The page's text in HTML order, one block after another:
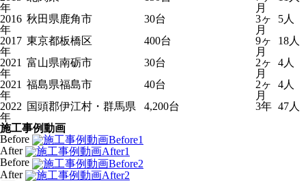
年
月
2016
年
秋田県鹿角市 30台
3ヶ
月
5人
2017
年
東京都板橋区 400台
9ヶ
月
18人
2021
年
富山県南砺市 30台
2ヶ
月
4人
2021
年
福島県福島市 40台
2ヶ
月
4人
2022
年
国頭郡伊江村・群馬県 4,200台 3年 47人
施工事例動画
Before
After
Before
After